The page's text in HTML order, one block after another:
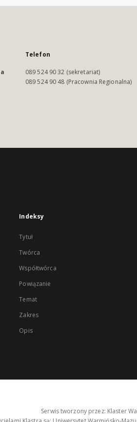
Telefon
089 524 90 32 (sekretariat)
089 524 90 48 (Pracownia Regionalna)
Indeksy
Tytuł
Twórca
Współtwórca
Powiązanie
Temat
Zakres
Opis
Serwis tworzony przez: Klaster